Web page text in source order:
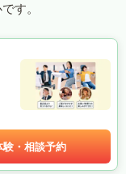
す。
験・相談予約